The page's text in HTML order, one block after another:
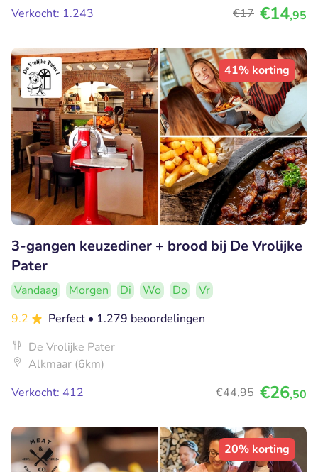
Verkocht: 1.243
€17 €14,95
41% korting
3-gangen keuzediner + brood bij De Vrolijke
Pater
Vandaag Morgen Di Wo Do
Vr
9.2
Perfect • 1.279 beoordelingen
De Vrolijke Pater
Alkmaar (6km)
Verkocht: 412
€44,95 €26,50
20% korting